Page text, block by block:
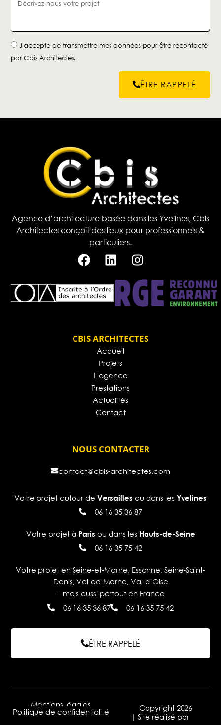
J'accepte de transmettre mes données pour être recontacté
par Cbis Architectes.
ÊTRE RAPPELÉ
Agence d’architecture basée dans les Yvelines, Cbis
Architectes conçoit des lieux pour professionnels &
particuliers.
CBIS ARCHITECTES
Accueil
Projets
L'agence
Prestations
Actualités
Contact
NOUS CONTACTER
contact@cbis-architectes.com
Votre projet autour de Versailles ou dans les Yvelines
06 16 35 36 87
Votre projet à Paris ou dans lesHauts-de-Seine
06 16 35 75 42
Votre projet en Seine-et-Marne, Essonne, Seine-Saint-
Denis, Val-de-Marne, Val-d’Oise
– mais aussi partout en France
06 16 35 36 87
06 16 35 75 42
ÊTRE RAPPELÉ
Mentions légales
Politique de confidentialité
Copyright 2026
| Site réalisé par